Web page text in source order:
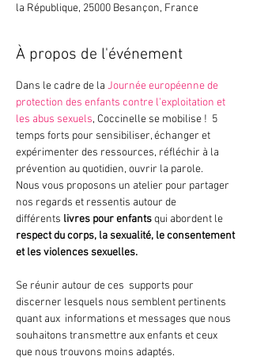
la République, 25000 Besançon, France
À propos de l'événement
Dans le cadre de la Journée européenne de
protection des enfants contre l'exploitation et
les abus sexuels, Coccinelle se mobilise !  5
temps forts pour sensibiliser, échanger et
expérimenter des ressources, réfléchir à la
prévention au quotidien, ouvrir la parole.
Nous vous proposons un atelier pour partager
nos regards et ressentis autour de
différents livres pour enfants qui abordent le
respect du corps, la sexualité, le consentement
et les violences sexuelles.
Se réunir autour de ces  supports pour
discerner lesquels nous semblent pertinents
quant aux  informations et messages que nous
souhaitons transmettre aux enfants et ceux
que nous trouvons moins adaptés.